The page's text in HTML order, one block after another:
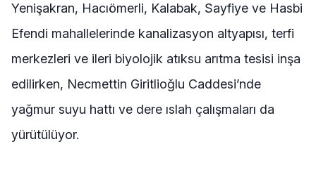
Yenişakran, Hacıömerli, Kalabak, Sayfiye ve Hasbi
Efendi mahallelerinde kanalizasyon altyapısı, terfi
merkezleri ve ileri biyolojik atıksu arıtma tesisi inşa
edilirken, Necmettin Giritlioğlu Caddesi’nde
yağmur suyu hattı ve dere ıslah çalışmaları da
yürütülüyor.